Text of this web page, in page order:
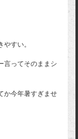
すい。
言ってそのままシ
か今年暑すぎませ